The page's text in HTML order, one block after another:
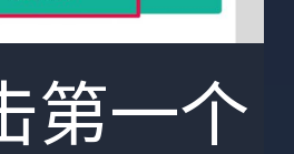
第一个